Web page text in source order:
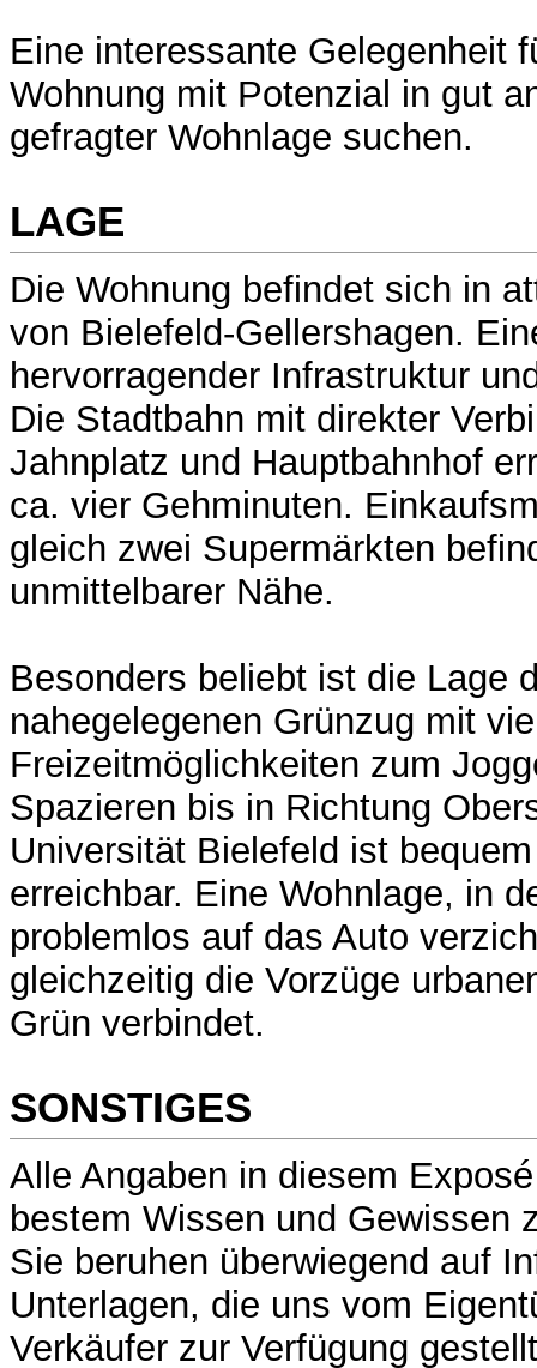
Eine interessante Gelegenheit
Wohnung mit Potenzial in gut
gefragter Wohnlage suchen.
LAGE
Die Wohnung befindet sich in
von Bielefeld-Gellershagen.
hervorragender Infrastruktur
Die Stadtbahn mit direkter
Jahnplatz und Hauptbahnhof
ca. vier Gehminuten.
gleich zwei Supermärkten
unmittelbarer Nähe.
Besonders beliebt ist die Lage
nahegelegenen Grünzug mit
Freizeitmöglichkeiten zum
Spazieren bis in Richtung
Universität Bielefeld ist
erreichbar. Eine Wohnlage, in
problemlos auf das Auto
gleichzeitig die Vorzüge
Grün verbindet.
SONSTIGES
Alle Angaben in diesem
bestem Wissen und Gewissen
Sie beruhen überwiegend auf
Unterlagen, die uns vom
Verkäufer zur Verfügung